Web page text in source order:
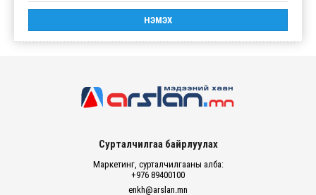
Сурталчилгаа байрлуулах
Маркетинг, сурталчилгааны алба:
+976 89400100
enkh@arslan.mn